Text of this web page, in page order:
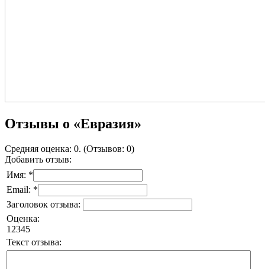
Отзывы о «Евразия»
Средняя оценка: 0. (Отзывов: 0)
Добавить отзыв:
Имя: *
Email: *
Заголовок отзыва:
Оценка:
1 2345
Текст отзыва: